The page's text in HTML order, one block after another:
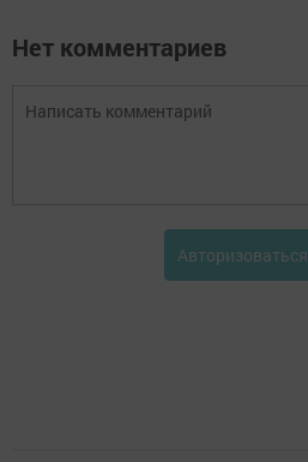
Нет комментариев
Авторизоваться